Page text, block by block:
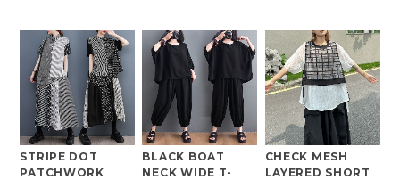
STRIPE DOT
PATCHWORK
BLACK BOAT
NECK WIDE T-
CHECK MESH
LAYERED SHORT